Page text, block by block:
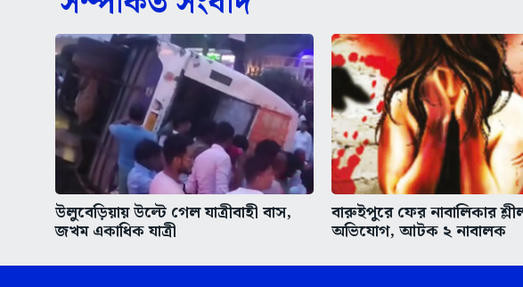
উলুবেড়িয়ায় উল্টে গেল যাত্রীবাহী বাস,
জখম একাধিক যাত্রী
বারুইপুরে ফের নাবালিকার
অভিযোগ, আটক ২ নাবালক